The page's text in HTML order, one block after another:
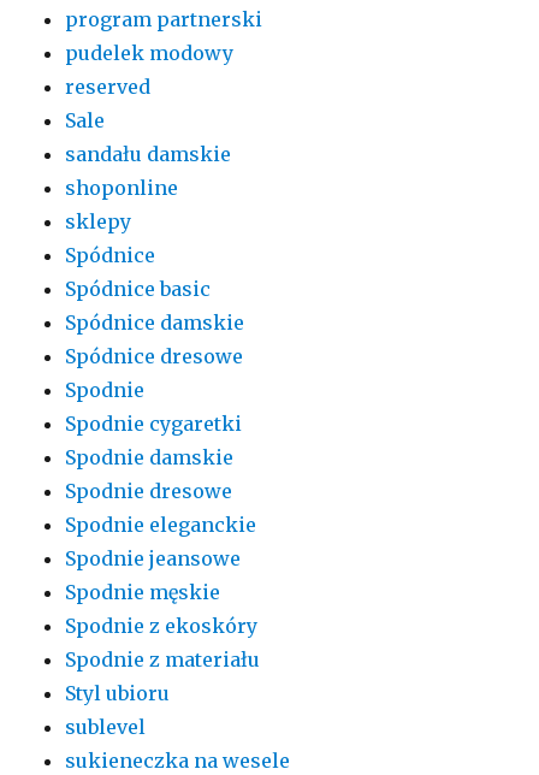
program partnerski
pudelek modowy
reserved
Sale
sandału damskie
shoponline
sklepy
Spódnice
Spódnice basic
Spódnice damskie
Spódnice dresowe
Spodnie
Spodnie cygaretki
Spodnie damskie
Spodnie dresowe
Spodnie eleganckie
Spodnie jeansowe
Spodnie męskie
Spodnie z ekoskóry
Spodnie z materiału
Styl ubioru
sublevel
sukieneczka na wesele